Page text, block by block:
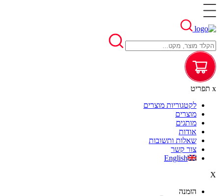
x תפריט
לקטגוריות מוצרים
מוצרים
מותגים
אודות
שאלות ותשובות
צור קשר
English
X
הזמנה